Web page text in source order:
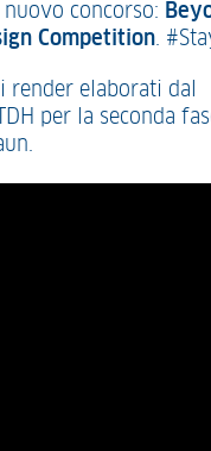
concorso:
Competition.
render elaborati dal
per la seconda